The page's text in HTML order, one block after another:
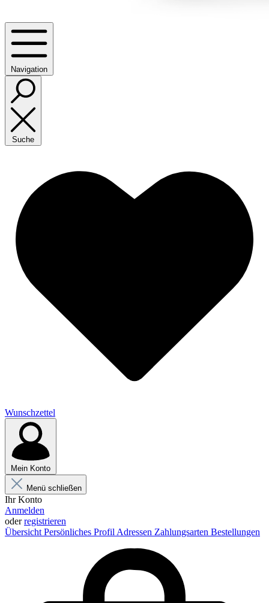
Navigation
Suche
Wunschzettel
Mein Konto
Menü schließen
Ihr Konto
Anmelden
oderregistrieren
Übersicht Persönliches Profil Adressen Zahlungsarten Bestellungen